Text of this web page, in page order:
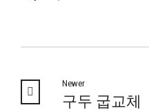
Newer
구두 굽교체